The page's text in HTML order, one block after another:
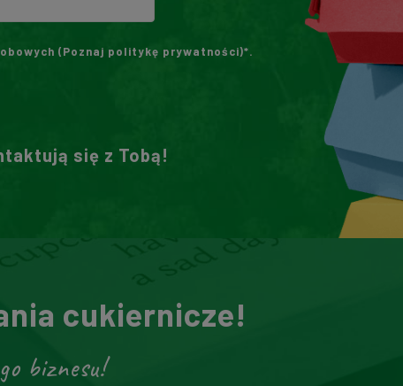
(Poznaj politykę prywatności)*.
się z Tobą!
cukiernicze!
biznesu!